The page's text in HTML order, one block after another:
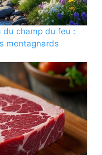
du champ du feu :
montagnards